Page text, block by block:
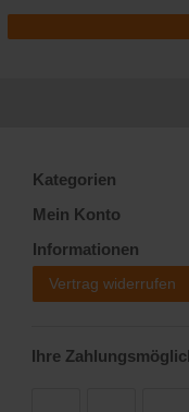
Kategorien
Mein Konto
Informationen
Vertrag widerrufen
Ihre